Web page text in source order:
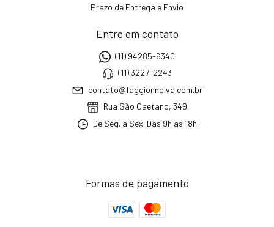
Prazo de Entrega e Envio
Entre em contato
(11) 94285-6340
(11) 3227-2243
contato@faggionnoiva.com.br
Rua São Caetano, 349
De Seg. a Sex. Das 9h as 18h
Formas de pagamento